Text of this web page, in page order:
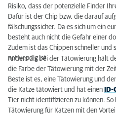
Risiko, dass der potenzielle Finder
Dafür ist der Chip bzw. die darauf
fälschungssicher. Da es sich um ein
besteht auch nicht die Gefahr einer
Zudem ist das Chippen schneller und
notwendig ist.
Anders als bei der Tätowierung hält
die Farbe der Tätowierung mit der
Beste ist es, eine Tätowierung und
die Katze tätowiert und hat einen
Tier nicht identifizieren zu können.
Tätowierung für Katzen mit den